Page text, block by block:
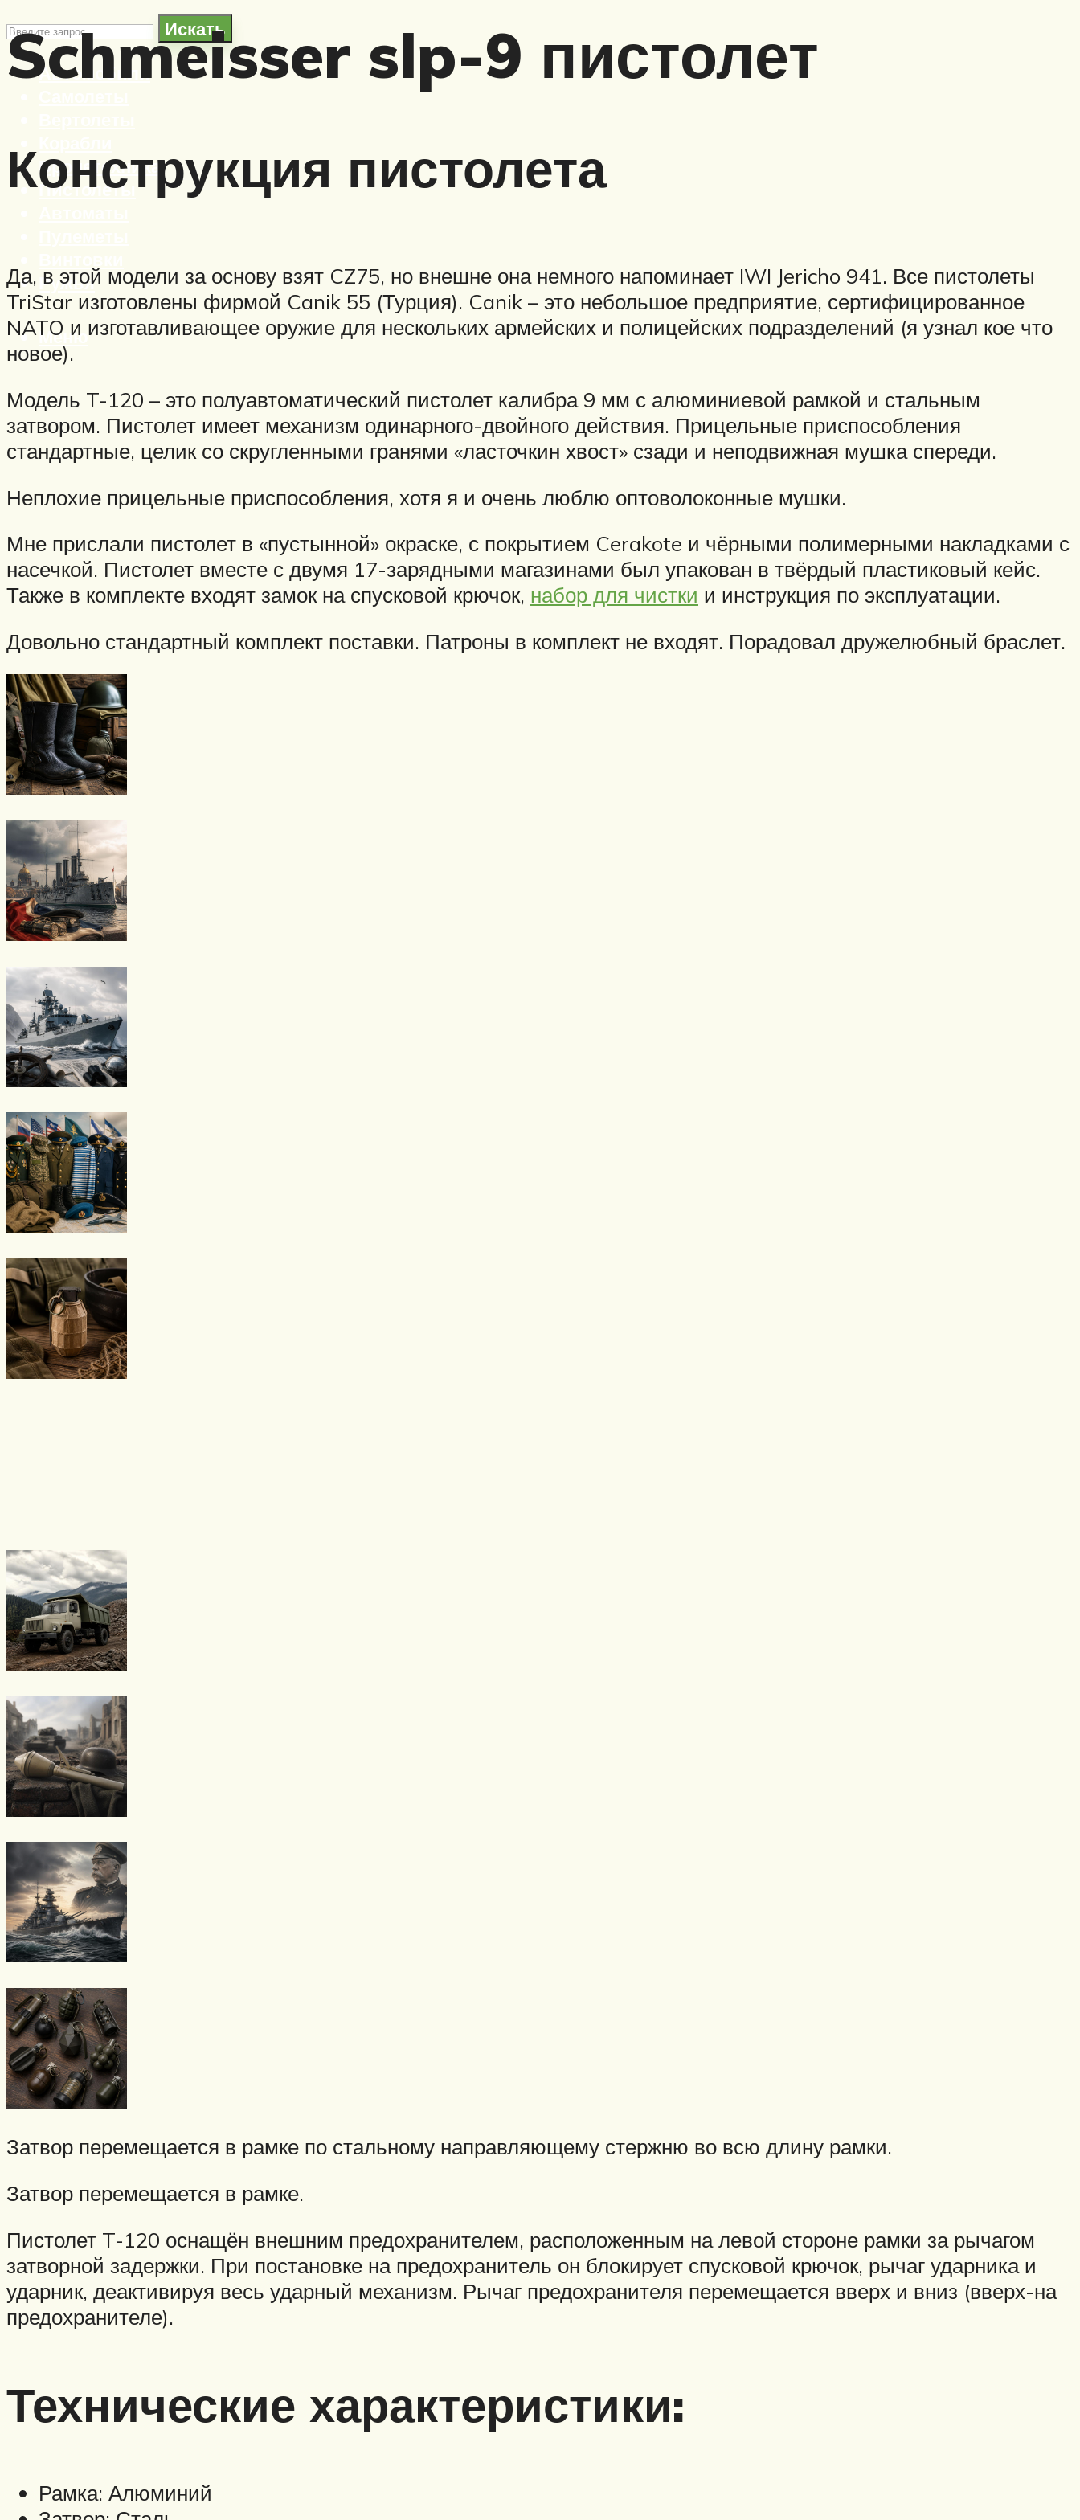
Искать
Автомобили
Бронетехника
Пистолеты
Ружья
Меню
Schmeisser slp-9 пистолет
Конструкция пистолета
Да, в этой модели за основу взят CZ75, но внешне она немного напоминает IWI Jericho 941. Все пистолеты
TriStar изготовлены фирмой Canik 55 (Турция). Canik – это небольшое предприятие, сертифицированное
NATO и изготавливающее оружие для нескольких армейских и полицейских подразделений (я узнал кое что
новое).
Модель T-120 – это полуавтоматический пистолет калибра 9 мм с алюминиевой рамкой и стальным
затвором. Пистолет имеет механизм одинарного-двойного действия. Прицельные приспособления
стандартные, целик со скругленными гранями «ласточкин хвост» сзади и неподвижная мушка спереди.
Неплохие прицельные приспособления, хотя я и очень люблю оптоволоконные мушки.
Мне прислали пистолет в «пустынной» окраске, с покрытием Cerakote и чёрными полимерными накладками с
насечкой. Пистолет вместе с двумя 17-зарядными магазинами был упакован в твёрдый пластиковый кейс.
Также в комплекте входят замок на спусковой крючок, набор для чистки и инструкция по эксплуатации.
Довольно стандартный комплект поставки. Патроны в комплект не входят. Порадовал дружелюбный браслет.
Затвор перемещается в рамке по стальному направляющему стержню во всю длину рамки.
Затвор перемещается в рамке.
Пистолет T-120 оснащён внешним предохранителем, расположенным на левой стороне рамки за рычагом
затворной задержки. При постановке на предохранитель он блокирует спусковой крючок, рычаг ударника и
ударник, деактивируя весь ударный механизм. Рычаг предохранителя перемещается вверх и вниз (вверх-на
предохранителе).
Технические характеристики:
Рамка: Алюминий